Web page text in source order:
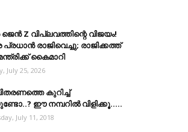
Z വിപ്ലവത്തിന്റെ വിജയം!
പ്രധാൻ രാജിവെച്ചു; രാജിക്കത്ത്
കൈമാറി
July 25, 2026
കുറിച്ച്
ഈ നമ്പറില്‍ വിളിക്കൂ.....
July 11, 2018